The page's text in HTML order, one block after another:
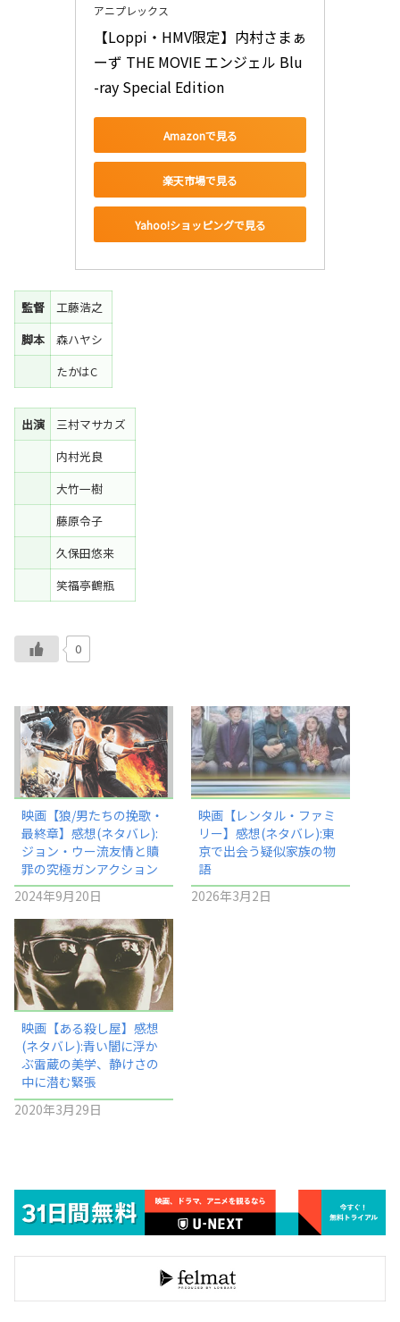
アニプレックス
【Loppi・HMV限定】内村さまぁ
ーず THE MOVIE エンジェル Blu
-ray Special Edition
Amazonで見る
楽天市場で見る
Yahoo!ショッピングで見る
監督
工藤浩之
脚本
森ハヤシ
たかはC
出演
三村マサカズ
内村光良
大竹一樹
藤原令子
久保田悠来
笑福亭鶴瓶
0
映画【狼/男たちの挽歌・
最終章】感想(ネタバレ):
ジョン・ウー流友情と贖
罪の究極ガンアクション
2024年9月20日
映画【レンタル・ファミ
リー】感想(ネタバレ):東
京で出会う疑似家族の物
語
2026年3月2日
映画【ある殺し屋】感想
(ネタバレ):青い闇に浮か
ぶ雷蔵の美学、静けさの
中に潜む緊張
2020年3月29日